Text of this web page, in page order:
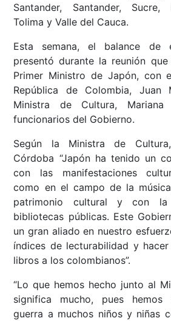
Santander, Santander, Sucre,
Tolima y Valle del Cauca.
Esta semana, el balance de
presentó durante la reunión
Primer Ministro de Japón, con
República de Colombia, Juan
Ministra de Cultura,
funcionarios del Gobierno.
Según la Ministra de
Córdoba “Japón ha tenido un
con las manifestaciones
como en el campo de la
patrimonio cultural y con la
bibliotecas públicas. Este
un gran aliado en nuestro
índices de lecturabilidad y
libros a los colombianos”.
“Lo que hemos hecho junto al
significa mucho, pues
guerra a muchos niños y niñas